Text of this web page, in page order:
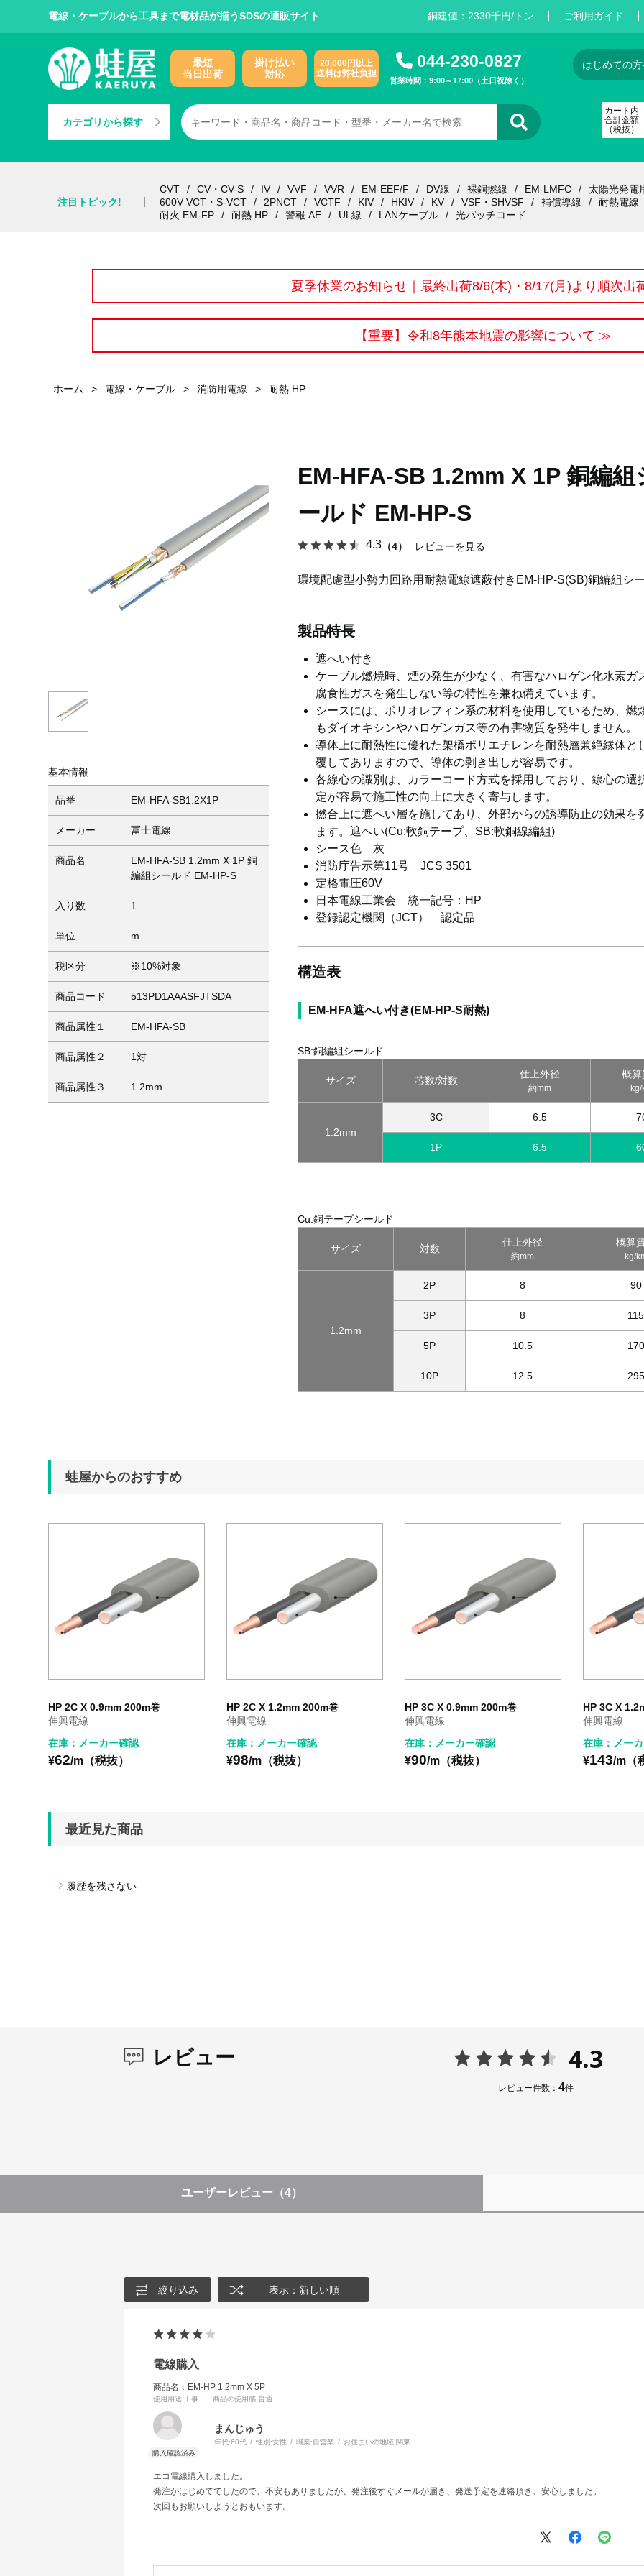
電線・ケーブルから工具まで電材品が揃うSDSの通販サイト 銅建値： 2330千円/トン ご利用ガイド
最短
当日出荷
掛け払い
対応
20,000円以上
送料は弊社負担
044-230-0827
営業時間：9:00～17:00（土日祝除く）
カテゴリから探す
はじめての
カート内
合計金額
（税抜）
注目トピック!
CVT CV・CV-S IV VVF VVR EM-EEF/F DV線 裸銅撚線 EM-LMFC 太陽光発電
600V VCT・S-VCT
2PNCT VCTF KIV HKIV KV VSF・SHVSF 補償導線 耐熱電線
耐火 EM-FP
耐熱 HP 警報 AE UL線 LANケーブル 光パッチコード
夏季休業のお知らせ｜最終出荷8/6(木)・8/17(月)より順次出
【重要】令和8年熊本地震の影響について ≫
ホーム > 電線・ケーブル > 消防用電線 > 耐熱 HP
基本情報
品番 EM-HFA-SB1.2X1P
メーカー 冨士電線
商品名
EM-HFA-SB 1.2mm X 1P 銅
編組シールド EM-HP-S
入り数 1
単位 m
税区分 ※10%対象
商品コード 513PD1AAASFJTSDA
商品属性１ EM-HFA-SB
商品属性２ 1対
商品属性３ 1.2mm
EM-HFA-SB 1.2mm X 1P 銅編組
ールド EM-HP-S
4.3 （4） レビューを見る
環境配慮型小勢力回路用耐熱電線遮蔽付きEM-HP-S(SB)銅編組シ
製品特長
遮へい付き
ケーブル燃焼時、煙の発生が少なく、有害なハロゲン化水素ガ
腐食性ガスを発生しない等の特性を兼ね備えています。
シースには、ポリオレフィン系の材料を使用しているため、燃
もダイオキシンやハロゲンガス等の有害物質を発生しません。
導体上に耐熱性に優れた架橋ポリエチレンを耐熱層兼絶縁体と
覆してありますので、導体の剥き出しが容易です。
各線心の識別は、カラーコード方式を採用しており、線心の選
定が容易で施工性の向上に大きく寄与します。
撚合上に遮へい層を施してあり、外部からの誘導防止の効果を
ます。遮へい(Cu:軟銅テープ、SB:軟銅線編組)
シース色 灰
消防庁告示第11号 JCS 3501
定格電圧60V
日本電線工業会 統一記号：HP
登録認定機関（JCT） 認定品
構造表
EM-HFA遮へい付き(EM-HP-S耐熱)
SB:銅編組シールド
サイズ 芯数/対数
仕上外径
約mm
概算
1.2mm
3C 6.5
1P 6.5
Cu:銅テープシールド
サイズ 対数
仕上外径
約mm
概算
kg/
1.2mm
2P 8 90
3P 8 115
5P 10.5 170
10P 12.5 295
蛙屋からのおすすめ
HP 2C X 0.9mm 200m巻
伸興電線
在庫：メーカー確認
¥62/m（税抜）
HP 2C X 1.2mm 200m巻
伸興電線
在庫：メーカー確認
¥98/m（税抜）
HP 3C X 0.9mm 200m巻
伸興電線
在庫：メーカー確認
¥90/m（税抜）
HP 3C X
伸興電線
在庫：メー
¥143/m（
最近見た商品
履歴を残さない
レビュー 4.3
レビュー件数： 4件
ユーザーレビュー （4）
絞り込み 表示：新しい順
電線購入
商品名： EM-HP 1.2mm X 5P
使用用途:工事 商品の使用感:普通
まんじゅう
年代:60代 性別:女性 職業:自営業 お住まいの地域:関東
エコ電線購入しました。
発注がはじめてでしたので、不安もありましたが、発注後すぐメールが届き、発送予定を連絡頂き、安心しました。
次回もお願いしようとおもいます。